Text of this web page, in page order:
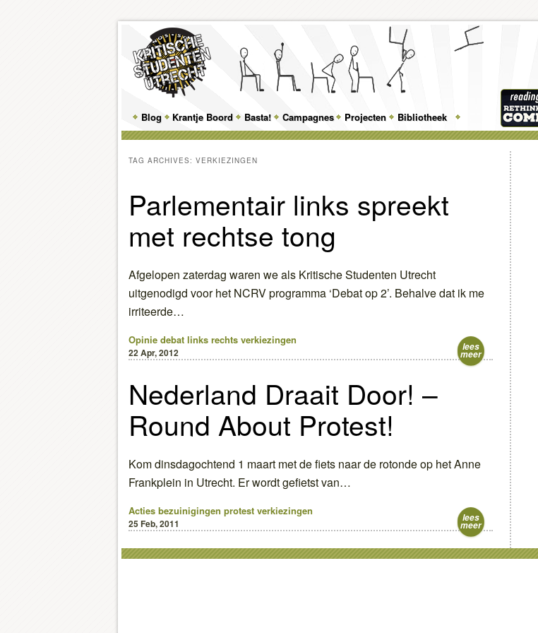
Main
menu
Skip
to
primary
content
Skip
to
secondary
content
Blog Krantje Boord Basta! Campagnes Projecten Bibliotheek
Top
Feature
Menu
Skip
to
primary
Skip
to
TAG ARCHIVES: VERKIEZINGEN
Parlementair links spreekt
met rechtse tong
Afgelopen zaterdag waren we als Kritische Studenten Utrecht
uitgenodigd voor het NCRV programma ‘Debat op 2’. Behalve dat ik me
irriteerde…
Opinie debat links rechts verkiezingen
22 Apr, 2012 lees
meer
Nederland Draait Door! –
Round About Protest!
Kom dinsdagochtend 1 maart met de fiets naar de rotonde op het Anne
Frankplein in Utrecht. Er wordt gefietst van…
Acties bezuinigingen protest verkiezingen
25 Feb, 2011 lees
meer